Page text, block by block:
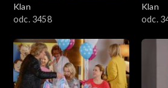
Klan
odc. 3458
Klan
odc.